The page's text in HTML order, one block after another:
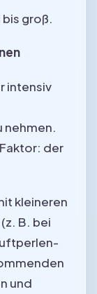
groß.
intensiv
nehmen.
der
kleineren
B. bei
und